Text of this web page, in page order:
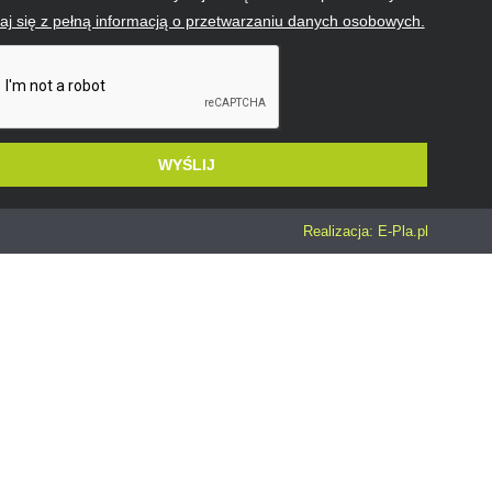
się z pełną informacją o przetwarzaniu danych osobowych.
WYŚLIJ
Realizacja: E-Pla.pl